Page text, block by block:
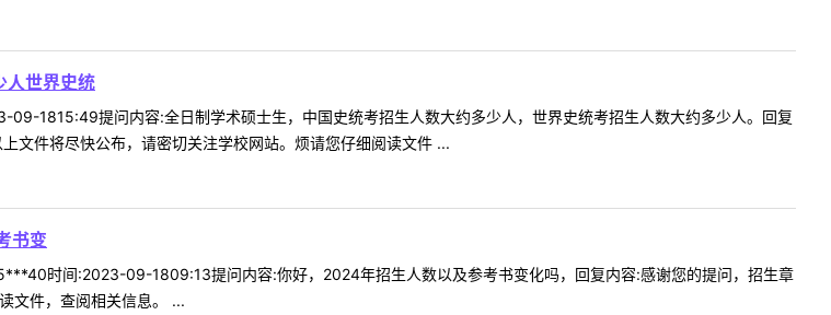
人世界史统
1815:49提问内容:全日制学术硕士生，中国史统考招生人数大约多少人，世界史统考招生人数大约多少人。回复
文件将尽快公布，请密切关注学校网站。烦请您仔细阅读文件 ...
书变
时间:2023-09-1809:13提问内容:你好，2024年招生人数以及参考书变化吗，回复内容:感谢您的提问，招生章
文件，查阅相关信息。 ...